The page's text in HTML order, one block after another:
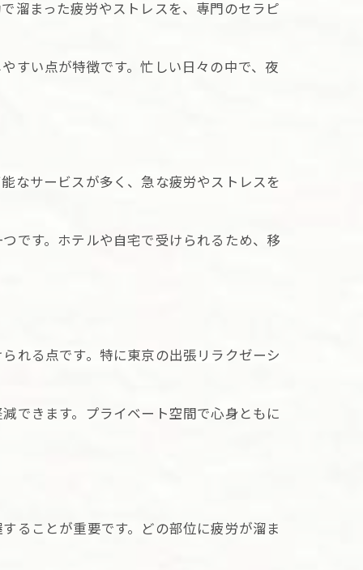
溜まった疲労やストレスを、専門のセラピ
すい点が特徴です。忙しい日々の中で、夜
なサービスが多く、急な疲労やストレスを
です。ホテルや自宅で受けられるため、移
れる点です。特に東京の出張リラクゼーシ
できます。プライベート空間で心身ともに
ることが重要です。どの部位に疲労が溜ま